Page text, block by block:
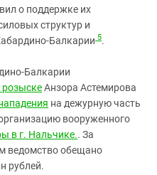
о поддержке их
структур и
Балкарии 5.
Балкарии
розыскеАнзора Астемирова
на дежурную часть
вооруженного
в г. Нальчике.. За
ведомство обещано
рублей.